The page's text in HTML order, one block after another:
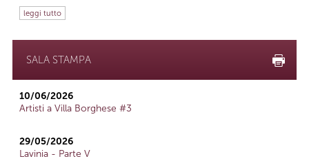
leggi tutto
SALA STAMPA
10/06/2026
Artisti a Villa Borghese #3
29/05/2026
Lavinia - Parte V